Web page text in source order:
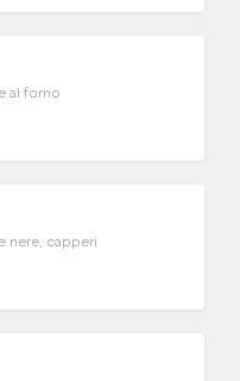
al forno
nere, capperi